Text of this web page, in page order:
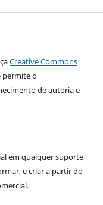
Creative Commons
permite o
de autoria e
em qualquer suporte
e criar a partir do